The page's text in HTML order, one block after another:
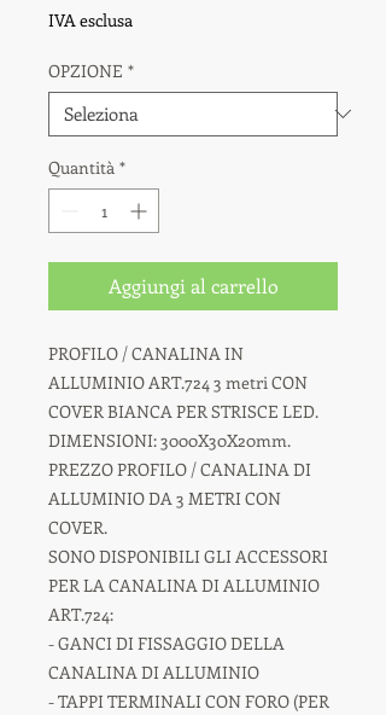
IVA esclusa
OPZIONE *
Quantità *
Aggiungi al carrello
PROFILO / CANALINA IN
ALLUMINIO ART.724 3 metri CON
COVER BIANCA PER STRISCE LED.
DIMENSIONI: 3000X30X20mm.
PREZZO PROFILO / CANALINA DI
ALLUMINIO DA 3 METRI CON
COVER.
SONO DISPONIBILI GLI ACCESSORI
PER LA CANALINA DI ALLUMINIO
ART.724:
- GANCI DI FISSAGGIO DELLA
CANALINA DI ALLUMINIO
- TAPPI TERMINALI CON FORO (PER